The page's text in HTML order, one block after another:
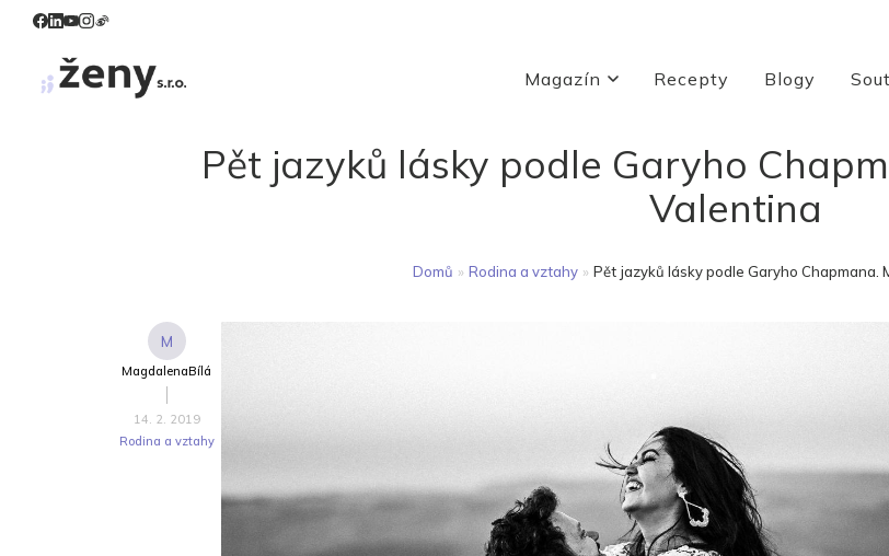
Magazín Recepty Blogy
Pět jazyků lásky podle Garyho
Valentina
Domů » Rodina a vztahy » Pět jazyků lásky podle Garyho Chapmana.
M
MagdalenaBílá
14. 2. 2019
Rodina a vztahy